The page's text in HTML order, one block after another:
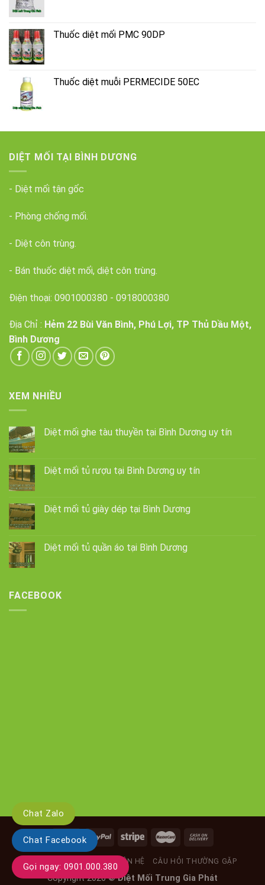
Thuốc diệt mối PMC 90DP
Thuốc diệt muỗi PERMECIDE 50EC
DIỆT MỐI TẠI BÌNH DƯƠNG
- Diệt mối tận gốc
- Phòng chống mối.
- Diệt côn trùng.
- Bán thuốc diệt mối, diệt côn trùng.
Điện thoại: 0901000380 - 0918000380
Địa Chỉ : Hẻm 22 Bùi Văn Bình, Phú Lợi, TP Thủ Dầu Một,
Bình Dương
XEM NHIỀU
Diệt mối ghe tàu thuyền tại Bình Dương uy tín
Diệt mối tủ rượu tại Bình Dương uy tín
Diệt mối tủ giày dép tại Bình Dương
Diệt mối tủ quần áo tại Bình Dương
FACEBOOK
LIÊN HỆ CÂU HỎI THƯỜNG GẶP
Copyright 2026 ©Diệt Mối Trung Gia Phát
Chat Zalo
Chat Facebook
Gọi ngay: 0901.000.380